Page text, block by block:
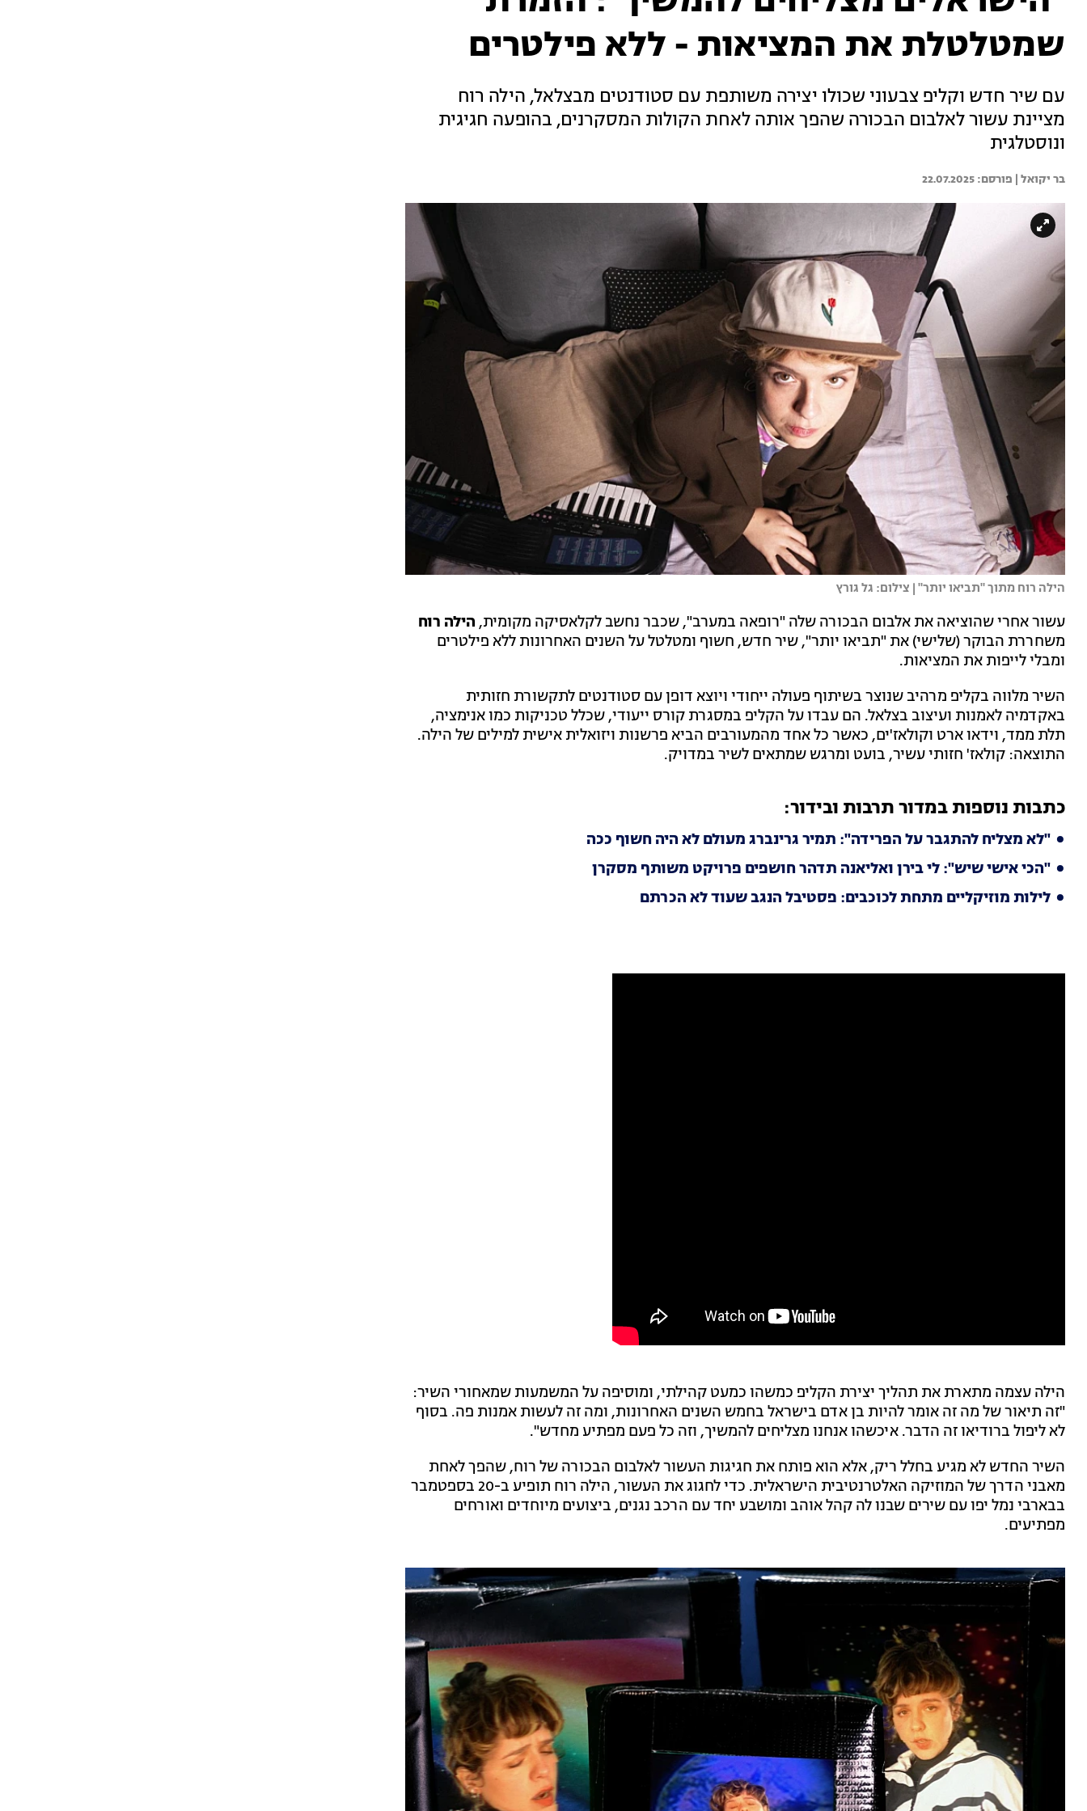
שמטלטלת את המציאות - ללא פילטרים
עם שיר חדש וקליפ צבעוני שכולו יצירה משותפת עם סטודנטים מבצלאל, הילה רוח
מציינת עשור לאלבום הבכורה שהפך אותה לאחת הקולות המסקרנים, בהופעה חגיגית
ונוסטלגית
בר יקואל | 22.07.2025
הילה רוח מתוך "תביאו יותר" | צילום: גל גורץ
עשור אחרי שהוציאה את אלבום הבכורה שלה "רופאה במערב", שכבר נחשב לקלאסיקה מקומית, הילה רוח
משחררת הבוקר (שלישי) את "תביאו יותר", שיר חדש, חשוף ומטלטל על השנים האחרונות ללא פילטרים
ומבלי לייפות את המציאות.
השיר מלווה בקליפ מרהיב שנוצר בשיתוף פעולה ייחודי ויוצא דופן עם סטודנטים לתקשורת חזותית
באקדמיה לאמנות ועיצוב בצלאל. הם עבדו על הקליפ במסגרת קורס ייעודי, שכלל טכניקות כמו אנימציה,
תלת ממד, וידאו ארט וקולאז'ים, כאשר כל אחד מהמעורבים הביא פרשנות ויזואלית אישית למילים של הילה.
התוצאה: קולאז' חזותי עשיר, בועט ומרגש שמתאים לשיר במדויק.
כתבות נוספות במדור תרבות ובידור:
"לא מצליח להתגבר על הפרידה": תמיר גרינברג מעולם לא היה חשוף ככה
"הכי אישי שיש": לי בירן ואליאנה תדהר חושפים פרויקט משותף מסקרן
לילות מוזיקליים מתחת לכוכבים: פסטיבל הנגב שעוד לא הכרתם
הילה עצמה מתארת את תהליך יצירת הקליפ כמשהו כמעט קהילתי, ומוסיפה על המשמעות שמאחורי השיר:
"זה תיאור של מה זה אומר להיות בן אדם בישראל בחמש השנים האחרונות, ומה זה לעשות אמנות פה. בסוף
לא ליפול ברודיאו זה הדבר. איכשהו אנחנו מצליחים להמשיך, וזה כל פעם מפתיע מחדש".
השיר החדש לא מגיע בחלל ריק, אלא הוא פותח את חגיגות העשור לאלבום הבכורה של רוח, שהפך לאחת
מאבני הדרך של המוזיקה האלטרנטיבית הישראלית. כדי לחגוג את העשור, הילה רוח תופיע ב-20 בספטמבר
בבארבי נמל יפו עם שירים שבנו לה קהל אוהב ומושבע יחד עם הרכב נגנים, ביצועים מיוחדים ואורחים
מפתיעים.